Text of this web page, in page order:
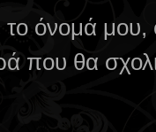
όνομά μου,
που θα